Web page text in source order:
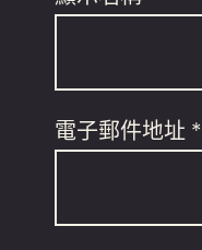
電子郵件地址 *